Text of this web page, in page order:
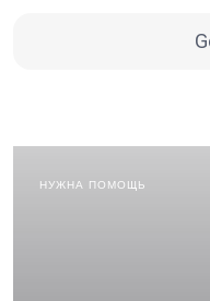
НУЖНА ПОМОЩЬ